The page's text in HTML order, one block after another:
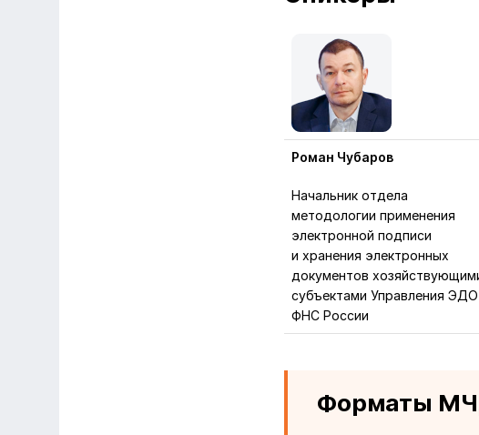
Роман Чубаров
Начальник отдела
методологии применения
электронной подписи
и хранения электронных
документов
субъектами Управления ЭДО
ФНС России
Форматы